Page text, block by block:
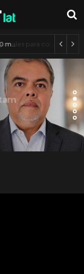
Mercado de IA agéntica tiene un valor de 450 mil millones de dólares